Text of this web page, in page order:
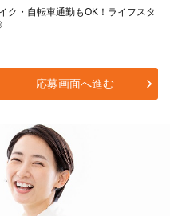
ク・自転車通勤もOK！ライフスタ
応募画面へ進む